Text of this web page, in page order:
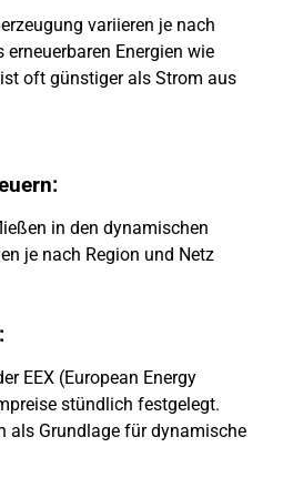
variieren je nach
Energien wie
oft günstiger als Strom aus
in den dynamischen
je nach Region und Netz
EEX (European Energy
stündlich festgelegt.
als Grundlage für dynamische